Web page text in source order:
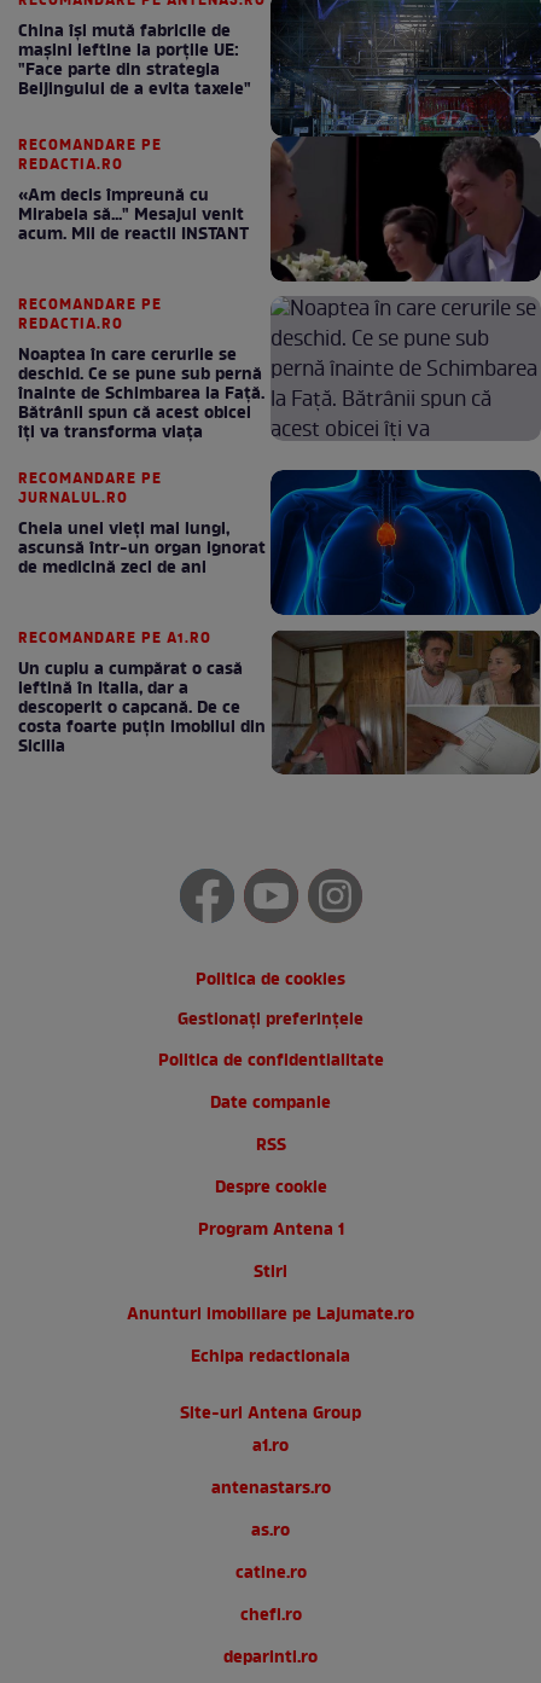
China își mută fabricile de
mașini ieftine la porțile UE:
"Face parte din strategia
Beijingului de a evita taxele"
RECOMANDARE PE
REDACTIA.RO
«Am decis împreună cu
Mirabela să..." Mesajul venit
acum. Mii de reactii INSTANT
RECOMANDARE PE
REDACTIA.RO
Noaptea în care cerurile se
deschid. Ce se pune sub pernă
înainte de Schimbarea la Față.
Bătrânii spun că acest obicei
îți va transforma viața
RECOMANDARE PE
JURNALUL.RO
Cheia unei vieți mai lungi,
ascunsă într-un organ ignorat
de medicină zeci de ani
RECOMANDARE PE A1.RO
Un cuplu a cumpărat o casă
ieftină în Italia, dar a
descoperit o capcană. De ce
costa foarte puțin imobilul din
Sicilia
Politica de cookies
Gestionați preferințele
Politica de confidentialitate
Date companie
RSS
Despre cookie
Program Antena 1
Stiri
Anunturi imobiliare pe Lajumate.ro
Echipa redactionala
Site-uri Antena Group
a1.ro
antenastars.ro
as.ro
catine.ro
chefi.ro
deparinti.ro